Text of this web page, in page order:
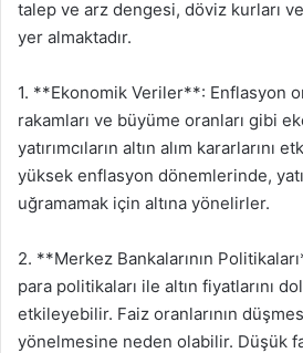
talep ve arz dengesi, döviz kurları
yer almaktadır.
1. **Ekonomik Veriler**: Enflasyon
rakamları ve büyüme oranları gibi
yatırımcıların altın alım kararlarını
yüksek enflasyon dönemlerinde,
uğramamak için altına yönelirler.
2. **Merkez Bankalarının
para politikaları ile altın fiyatlarını
etkileyebilir. Faiz oranlarının
yönelmesine neden olabilir. Düşük